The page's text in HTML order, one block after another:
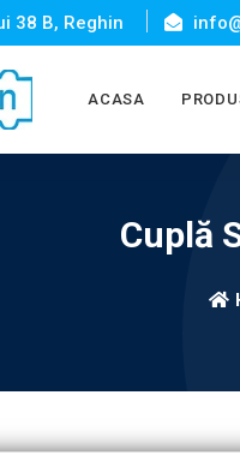
38 B, Reghin
ACASA
Cuplă